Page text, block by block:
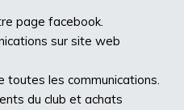
page facebook.
sur site web
toutes les communications.
du club et achats